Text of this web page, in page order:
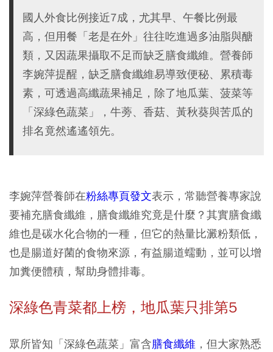
國人外食比例接近7成，尤其早、午餐比例最
高，但用餐「老是在外」往往吃進過多油脂與醣
類，又因蔬果攝取不足而缺乏膳食纖維。營養師
李婉萍提醒，缺乏膳食纖維易導致便秘、累積毒
素，可透過高纖蔬果補足，除了地瓜葉、菠菜等
「深綠色蔬菜」，牛蒡、香菇、黃秋葵與苦瓜的
排名竟然遙遙領先。
李婉萍營養師在粉絲專頁發文表示，常聽營養專家說
要補充膳食纖維，膳食纖維究竟是什麼？其實膳食纖
維也是碳水化合物的一種，但它的熱量比澱粉類低，
也是腸道好菌的食物來源，有益腸道蠕動，並可以增
加糞便體積，幫助身體排毒。
深綠色青菜都上榜，地瓜葉只排第5
眾所皆知「深綠色蔬菜」富含膳食纖維 ，但大家熟悉